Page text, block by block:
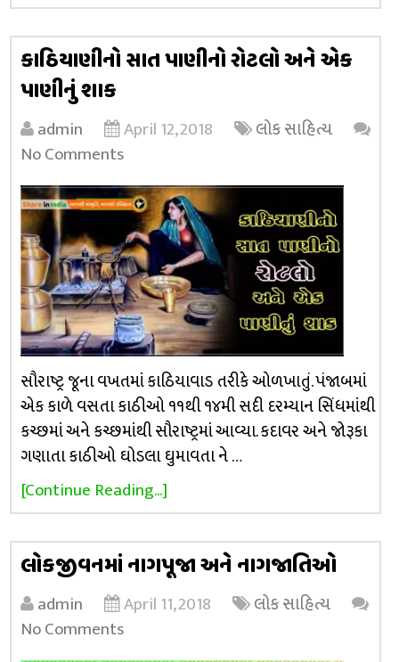
કાઠિયાણીનો સાત પાણીનો રોટલો અને એક
પાણીનું શાક
admin April 12, 2018
લોક સાહિત્ય
No Comments
સૌરાષ્ટ્ર જૂના વખતમાં કાઠિયાવાડ તરીકે ઓળખાતું. પંજાબમાં
એક કાળે વસતા કાઠીઓ ૧૧થી ૧૪મી સદી દરમ્યાન સિંધમાંથી
કચ્છમાં અને કચ્છમાંથી સૌરાષ્ટ્રમાં આવ્યા. કદાવર અને જોરૂકા
ગણાતા કાઠીઓ ઘોડલા ઘુમાવતા ને …
[Continue Reading...]
લોકજીવનમાં નાગપૂજા અને નાગજાતિઓ
admin April 11, 2018
લોક સાહિત્ય
No Comments